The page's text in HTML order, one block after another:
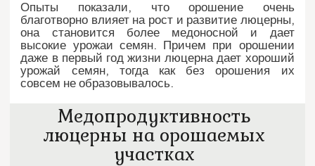
Опыты показали, что орошение очень
благотворно влияет на рост и развитие люцерны,
она становится более медоносной и дает
высокие урожаи семян. Причем при орошении
даже в первый год жизни люцерна дает хороший
урожай семян, тогда как без орошения их
совсем не образовывалось.
Медопродуктивность
люцерны на орошаемых
участках